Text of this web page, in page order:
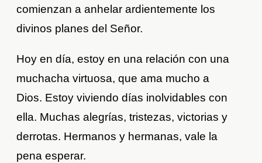
comienzan a anhelar ardientemente los
divinos planes del Señor.
Hoy en día, estoy en una relación con una
muchacha virtuosa, que ama mucho a
Dios. Estoy viviendo días inolvidables con
ella. Muchas alegrías, tristezas, victorias y
derrotas. Hermanos y hermanas, vale la
pena esperar.